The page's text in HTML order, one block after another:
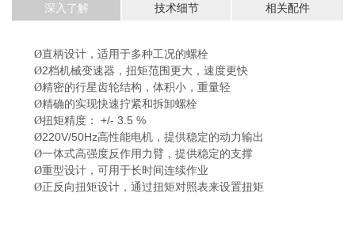
深入了解 技术细节 相关配件
Ø直柄设计 ，适用于多种工况的螺栓
Ø2档机械变速器，扭矩范围更大，速度更快
Ø精密的行星齿轮结构，体积小，重量轻
Ø精确的实现快速拧紧和拆卸螺栓
Ø扭矩精度： +/- 3.5 %
Ø220V/50Hz高性能电机，提供稳定的动力输出
Ø一体式高强度反作用力臂，提供稳定的支撑
Ø重型设计，可用于长时间连续作业
Ø正反向扭矩设计，通过扭矩对照表来设置扭矩